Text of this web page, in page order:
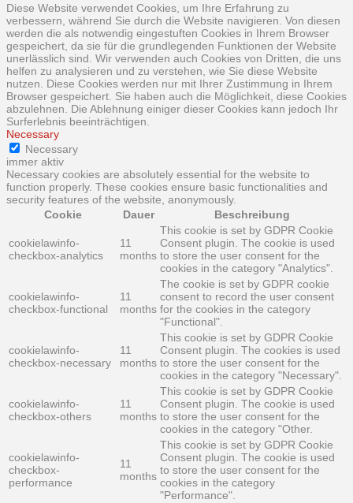
Diese Website verwendet Cookies, um Ihre Erfahrung zu
verbessern, während Sie durch die Website navigieren. Von diesen
werden die als notwendig eingestuften Cookies in Ihrem Browser
gespeichert, da sie für die grundlegenden Funktionen der Website
unerlässlich sind. Wir verwenden auch Cookies von Dritten, die uns
helfen zu analysieren und zu verstehen, wie Sie diese Website
nutzen. Diese Cookies werden nur mit Ihrer Zustimmung in Ihrem
Browser gespeichert. Sie haben auch die Möglichkeit, diese Cookies
abzulehnen. Die Ablehnung einiger dieser Cookies kann jedoch Ihr
Surferlebnis beeinträchtigen.
Necessary
Necessary
immer aktiv
Necessary cookies are absolutely essential for the website to
function properly. These cookies ensure basic functionalities and
security features of the website, anonymously.
Cookie
Dauer Beschreibung
cookielawinfo-
checkbox-analytics
11
months
This cookie is set by GDPR Cookie
Consent plugin. The cookie is used
to store the user consent for the
cookies in the category "Analytics".
cookielawinfo-
checkbox-functional
11
months
The cookie is set by GDPR cookie
consent to record the user consent
for the cookies in the category
"Functional".
cookielawinfo-
checkbox-necessary
11
months
This cookie is set by GDPR Cookie
Consent plugin. The cookies is used
to store the user consent for the
cookies in the category "Necessary".
cookielawinfo-
checkbox-others
11
months
This cookie is set by GDPR Cookie
Consent plugin. The cookie is used
to store the user consent for the
cookies in the category "Other.
cookielawinfo-
checkbox-
performance
11
months
This cookie is set by GDPR Cookie
Consent plugin. The cookie is used
to store the user consent for the
cookies in the category
"Performance".